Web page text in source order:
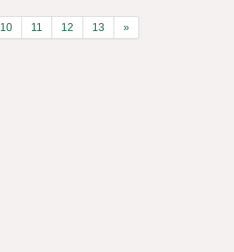
10 11 12 13 »